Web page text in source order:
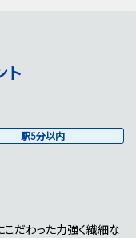
ト
駅5分以内
こだわった力強く繊細な